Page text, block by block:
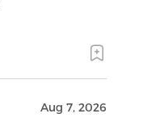
Aug 7, 2026